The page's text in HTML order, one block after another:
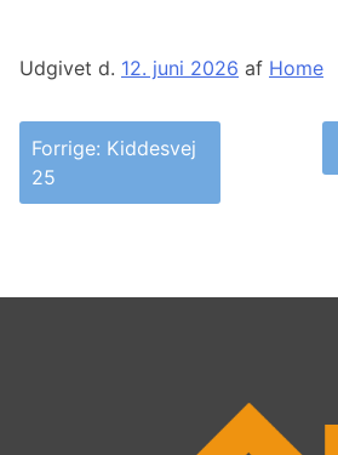
Udgivet d. 12. juni 2026 af Home
Indlægsnavigation
Forrige: Kiddesvej
25